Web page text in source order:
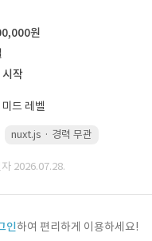
원
시작
미드 레벨
nuxt.js · 경력 무관
2026.07.28.
인하여 편리하게 이용하세요!